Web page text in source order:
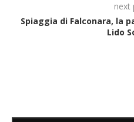
next
Spiaggia di Falconara, la
Lido